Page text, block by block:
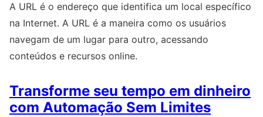
A URL é o endereço que identifica um local específico
na Internet. A URL é a maneira como os usuários
navegam de um lugar para outro, acessando
conteúdos e recursos online.
Transforme seu tempo em dinheiro
com Automação Sem Limites